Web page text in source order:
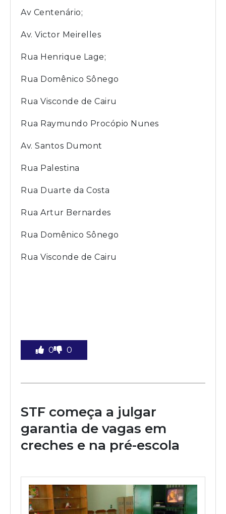
Av Centenário;
Av. Victor Meirelles
Rua Henrique Lage;
Rua Domênico Sônego
Rua Visconde de Cairu
Rua Raymundo Procópio Nunes
Av. Santos Dumont
Rua Palestina
Rua Duarte da Costa
Rua Artur Bernardes
Rua Domênico Sônego
Rua Visconde de Cairu
0 0
STF começa a julgar
garantia de vagas em
creches e na pré-escola